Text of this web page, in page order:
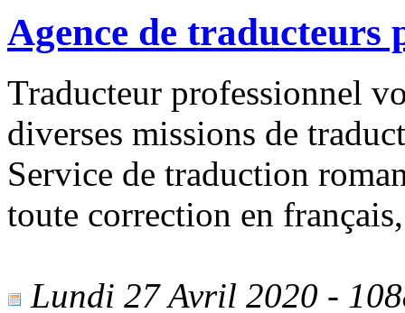
Agence de traducteurs
Traducteur professionnel
diverses missions de
Service de traduction
toute correction en
Lundi 27 Avril 2020 -